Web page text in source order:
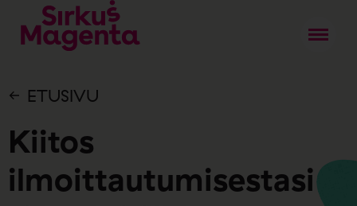
ETUSIVU
Kiitos
ilmoittautumisestasi